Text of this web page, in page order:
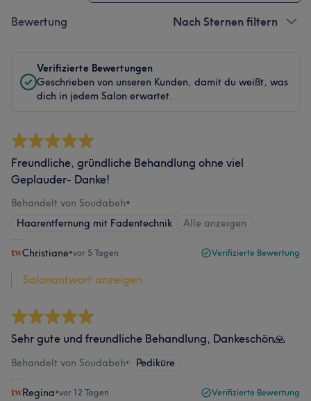
Bewertung Nach Sternen filtern
Verifizierte Bewertungen
Geschrieben von unseren Kunden, damit du weißt, was
dich in jedem Salon erwartet.
Freundliche, gründliche Behandlung ohne viel
Geplauder- Danke!
Behandelt von Soudabeh•
Haarentfernung mit Fadentechnik
Alle anzeigen
Christiane•vor 5 Tagen Verifizierte Bewertung
Salonantwort anzeigen
Sehr gute und freundliche Behandlung, Dankeschön🙏
Behandelt von Soudabeh• Pediküre
Regina•vor 12 Tagen Verifizierte Bewertung